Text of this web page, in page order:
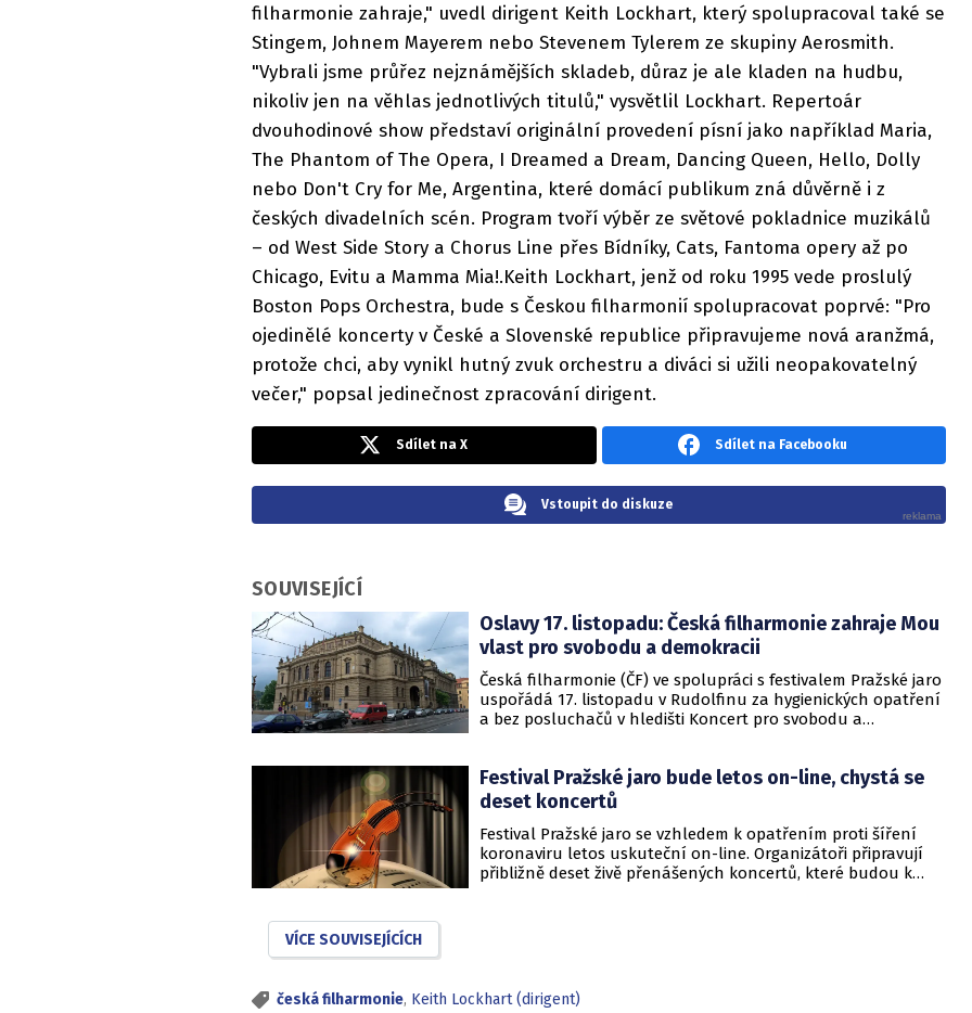
filharmonie zahraje," uvedl dirigent Keith Lockhart, který spolupracoval také se
Stingem, Johnem Mayerem nebo Stevenem Tylerem ze skupiny Aerosmith.
"Vybrali jsme průřez nejznámějších skladeb, důraz je ale kladen na hudbu,
nikoliv jen na věhlas jednotlivých titulů," vysvětlil Lockhart. Repertoár
dvouhodinové show představí originální provedení písní jako například Maria,
The Phantom of The Opera, I Dreamed a Dream, Dancing Queen, Hello, Dolly
nebo Don't Cry for Me, Argentina, které domácí publikum zná důvěrně i z
českých divadelních scén. Program tvoří výběr ze světové pokladnice muzikálů
– od West Side Story a Chorus Line přes Bídníky, Cats, Fantoma opery až po
Chicago, Evitu a Mamma Mia!.Keith Lockhart, jenž od roku 1995 vede proslulý
Boston Pops Orchestra, bude s Českou filharmonií spolupracovat poprvé: "Pro
ojedinělé koncerty v České a Slovenské republice připravujeme nová aranžmá,
protože chci, aby vynikl hutný zvuk orchestru a diváci si užili neopakovatelný
večer," popsal jedinečnost zpracování dirigent.
Sdílet na X Sdílet na Facebooku
Vstoupit do diskuze
SOUVISEJÍCÍ
Oslavy 17. listopadu: Česká filharmonie zahraje Mou
vlast pro svobodu a demokracii
Česká filharmonie (ČF) ve spolupráci s festivalem Pražské jaro
uspořádá 17. listopadu v Rudolfinu za hygienických opatření
a bez posluchačů v hledišti Koncert pro svobodu a
Festival Pražské jaro bude letos on-line, chystá se
deset koncertů
Festival Pražské jaro se vzhledem k opatřením proti šíření
koronaviru letos uskuteční on-line. Organizátoři připravují
přibližně deset živě přenášených koncertů, které budou k
VÍCE SOUVISEJÍCÍCH
česká filharmonie, Keith Lockhart (dirigent)